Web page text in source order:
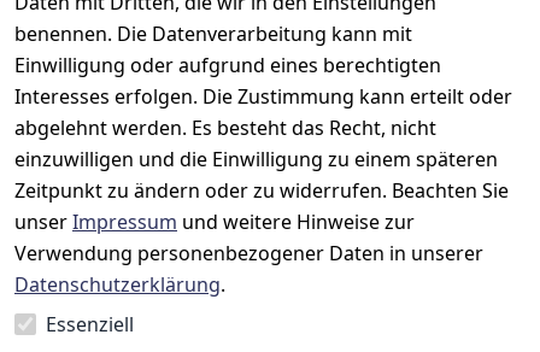
benennen. Die Datenverarbeitung kann mit
Einwilligung oder aufgrund eines berechtigten
Interesses erfolgen. Die Zustimmung kann erteilt oder
abgelehnt werden. Es besteht das Recht, nicht
einzuwilligen und die Einwilligung zu einem späteren
Zeitpunkt zu ändern oder zu widerrufen. Beachten Sie
unserImpressum und weitere Hinweise zur
Verwendung personenbezogener Daten in unserer
Datenschutzerklärung.
Essenziell
Barrierefreihe
itserklärung
Widerrufsbele
hrung
Retoureninfo
Vertrag
widerrufen
Leuschner-Str.
19
D-63322
Rödermark
Tel.: 06074
Email:
info@prilux-
Druckqualität
Wartungskit
Roller-
Diagramm
Ersatzteile
aus eigenen
Lagerbestand Versandpausc
hale 5,95